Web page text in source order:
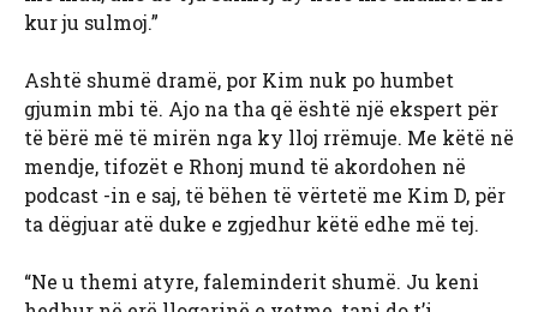
kur ju sulmoj.”
Ashtë shumë dramë, por Kim nuk po humbet
gjumin mbi të. Ajo na tha që është një ekspert për
të bërë më të mirën nga ky lloj rrëmuje. Me këtë në
mendje, tifozët e Rhonj mund të akordohen në
podcast -in e saj, të bëhen të vërtetë me Kim D, për
ta dëgjuar atë duke e zgjedhur këtë edhe më tej.
“Ne u themi atyre, faleminderit shumë. Ju keni